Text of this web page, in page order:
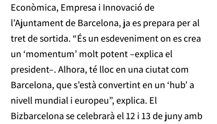
Econòmica, Empresa i Innovació de
l’Ajuntament de Barcelona, ja es prepara per al
tret de sortida. “És un esdeveniment on es crea
un ‘momentum’ molt potent –explica el
president–. Alhora, té lloc en una ciutat com
Barcelona, que s’està convertint en un ‘hub’ a
nivell mundial i europeu”, explica. El
Bizbarcelona se celebrarà el 12 i 13 de juny amb